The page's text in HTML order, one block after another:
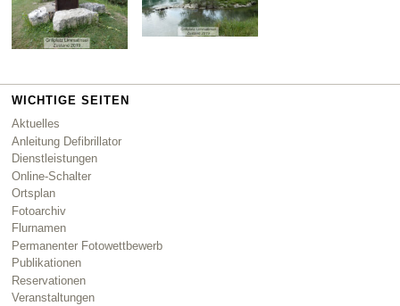
WICHTIGE SEITEN
Aktuelles
Anleitung Defibrillator
Dienstleistungen
Online-Schalter
Ortsplan
Fotoarchiv
Flurnamen
Permanenter Fotowettbewerb
Publikationen
Reservationen
Veranstaltungen